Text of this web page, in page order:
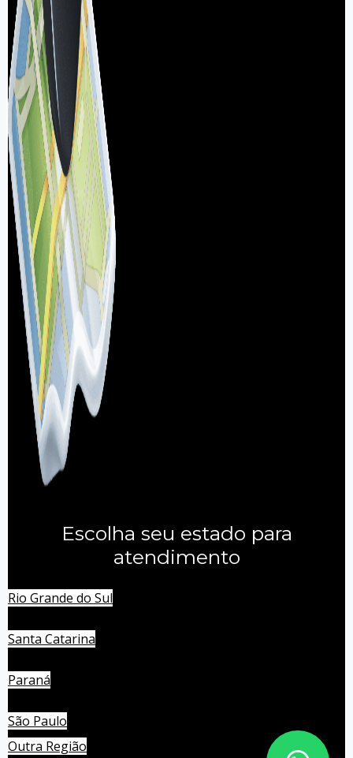
Escolha seu estado para
atendimento
Rio Grande do Sul
Santa Catarina
Paraná
São Paulo
Outra Região